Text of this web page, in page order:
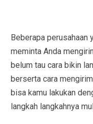
Beberapa perusahaan
meminta Anda
belum tau cara bikin
berserta cara
bisa kamu lakukan
langkah langkahnya